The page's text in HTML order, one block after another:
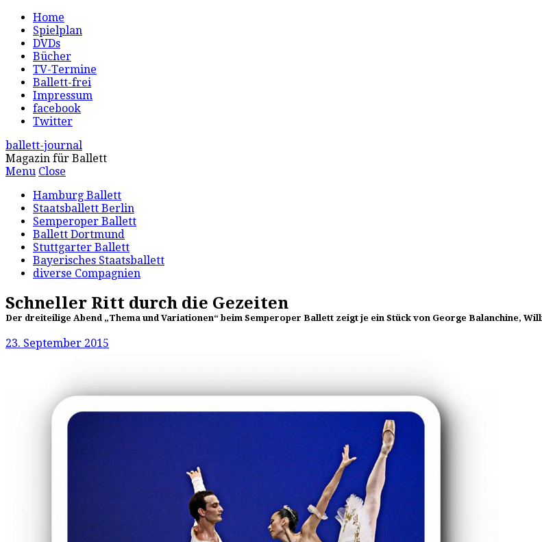
Home
Spielplan
DVDs
Bücher
TV-Termine
Ballett-frei
Impressum
facebook
Twitter
ballett-journal
Magazin für Ballett
Menu Close
Hamburg Ballett
Staatsballett Berlin
Semperoper Ballett
Ballett Dortmund
Stuttgarter Ballett
Bayerisches Staatsballett
diverse Compagnien
Schneller Ritt durch die Gezeiten
Der dreiteilige Abend „Thema und Variationen“ beim Semperoper Ballett zeigt je ein Stück von George Balanchine,
23. September 2015